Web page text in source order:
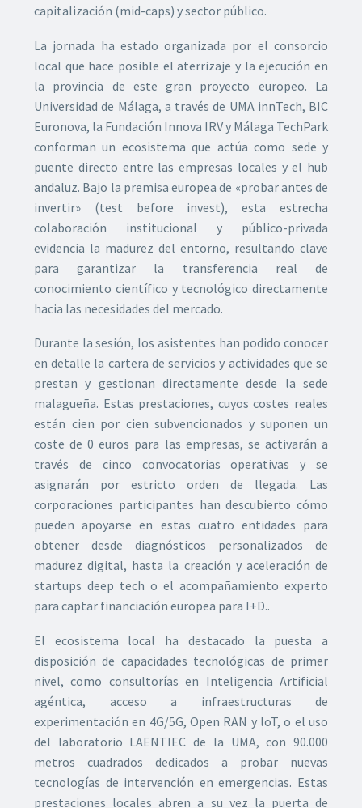
capitalización (mid-caps) y sector público.
La jornada ha estado organizada por el consorcio
local que hace posible el aterrizaje y la ejecución en
la provincia de este gran proyecto europeo. La
Universidad de Málaga, a través de UMA innTech, BIC
Euronova, la Fundación Innova IRV y Málaga TechPark
conforman un ecosistema que actúa como sede y
puente directo entre las empresas locales y el hub
andaluz. Bajo la premisa europea de «probar antes de
invertir» (test before invest), esta estrecha
colaboración institucional y público-privada
evidencia la madurez del entorno, resultando clave
para garantizar la transferencia real de
conocimiento científico y tecnológico directamente
hacia las necesidades del mercado.
Durante la sesión, los asistentes han podido conocer
en detalle la cartera de servicios y actividades que se
prestan y gestionan directamente desde la sede
malagueña. Estas prestaciones, cuyos costes reales
están cien por cien subvencionados y suponen un
coste de 0 euros para las empresas, se activarán a
través de cinco convocatorias operativas y se
asignarán por estricto orden de llegada. Las
corporaciones participantes han descubierto cómo
pueden apoyarse en estas cuatro entidades para
obtener desde diagnósticos personalizados de
madurez digital, hasta la creación y aceleración de
startups deep tech o el acompañamiento experto
para captar financiación europea para I+D..
El ecosistema local ha destacado la puesta a
disposición de capacidades tecnológicas de primer
nivel, como consultorías en Inteligencia Artificial
agéntica, acceso a infraestructuras de
experimentación en 4G/5G, Open RAN y loT, o el uso
del laboratorio LAENTIEC de la UMA, con 90.000
metros cuadrados dedicados a probar nuevas
tecnologías de intervención en emergencias. Estas
prestaciones locales abren a su vez la puerta de